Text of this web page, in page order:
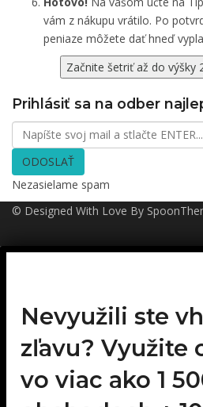
vám z nákupu vrátilo. Po
peniaze môžete dať hneď
Začnite šetriť až do výšky
Prihlásiť sa na odber
ODOSLAŤ
Nezasielame spam
© Designed With Love By
Nevyužili ste
zľavu? Využite
vo viac ako 1